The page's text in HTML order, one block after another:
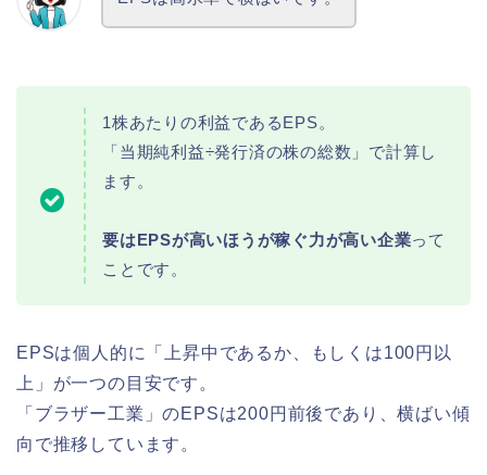
1株あたりの利益であるEPS。
「当期純利益÷発行済の株の総数」で計算し
ます。
要はEPSが高いほうが稼ぐ力が高い企業って
ことです。
EPSは個人的に「上昇中であるか、もしくは100円以
上」が一つの目安です。
「ブラザー工業」のEPSは200円前後であり、横ばい傾
向で推移しています。